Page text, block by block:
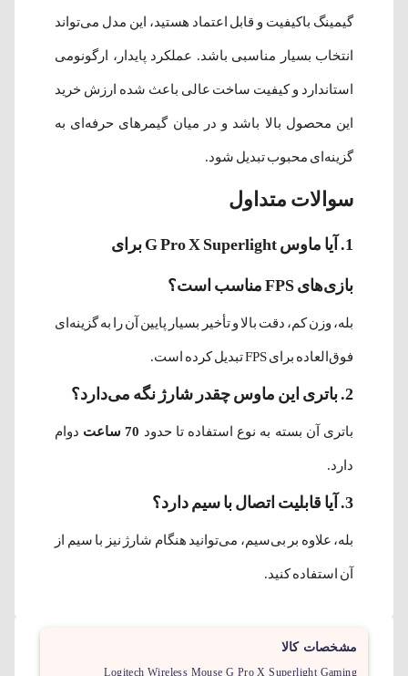
گیمینگ باکیفیت و قابل اعتماد هستید، این مدل می‌تواند
انتخاب بسیار مناسبی باشد. عملکرد پایدار، ارگونومی
استاندارد و کیفیت ساخت عالی باعث شده ارزش خرید
این محصول بالا باشد و در میان گیمرهای حرفه‌ای به
گزینه‌ای محبوب تبدیل شود.
سوالات متداول
1. آیا ماوس G Pro X Superlight برای
بازی‌های FPS مناسب است؟
بله، وزن کم، دقت بالا و تأخیر بسیار پایین آن را به گزینه‌ای
فوق‌العاده برای FPS تبدیل کرده است.
2. باتری این ماوس چقدر شارژ نگه می‌دارد؟
باتری آن بسته به نوع استفاده تا حدود 70 ساعت دوام
دارد.
3. آیا قابلیت اتصال با سیم دارد؟
بله، علاوه بر بی‌سیم، می‌توانید هنگام شارژ نیز با سیم از
آن استفاده کنید.
مشخصات کالا
Logitech Wireless Mouse G Pro X Superlight Gaming